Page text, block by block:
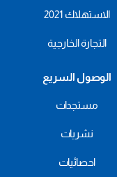
الاستهلاك 2021
التجارة الخارجية
الوصول السريع
مستجدات
نشريات
احصائيات